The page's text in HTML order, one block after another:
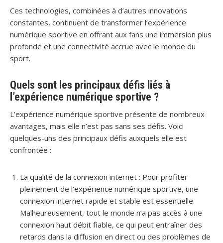
Ces technologies, combinées à d’autres innovations
constantes, continuent de transformer l’expérience
numérique sportive en offrant aux fans une immersion plus
profonde et une connectivité accrue avec le monde du
sport.
Quels sont les principaux défis liés à
l’expérience numérique sportive ?
L’expérience numérique sportive présente de nombreux
avantages, mais elle n’est pas sans ses défis. Voici
quelques-uns des principaux défis auxquels elle est
confrontée :
La qualité de la connexion internet : Pour profiter
pleinement de l’expérience numérique sportive, une
connexion internet rapide et stable est essentielle.
Malheureusement, tout le monde n’a pas accès à une
connexion haut débit fiable, ce qui peut entraîner des
retards dans la diffusion en direct ou des problèmes de